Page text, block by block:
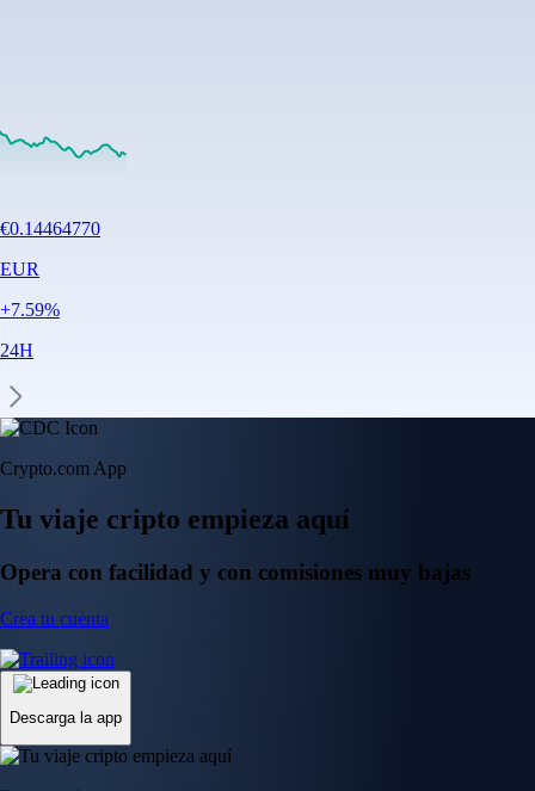
€0.14464770
EUR
+7.59%
24H
Crypto.com App
Tu viaje cripto empieza aquí
Opera con facilidad y con comisiones muy bajas
Crea tu cuenta
Descarga la app